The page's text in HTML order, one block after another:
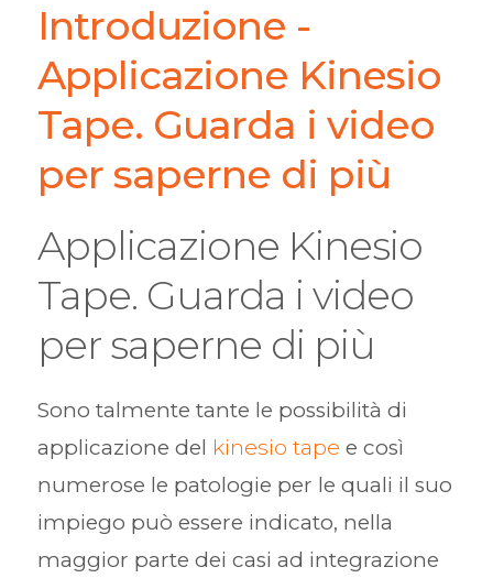
Introduzione -
Applicazione Kinesio
Tape. Guarda i video
per saperne di più
Applicazione Kinesio
Tape. Guarda i video
per saperne di più
Sono talmente tante le possibilità di
applicazione del kinesio tape e così
numerose le patologie per le quali il suo
impiego può essere indicato, nella
maggior parte dei casi ad integrazione